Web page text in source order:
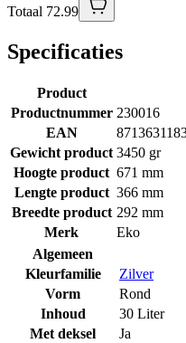
Totaal 72.99
Specificaties
Product
Productnummer 230016
EAN
Gewicht product 3450 gr
Hoogte product 671 mm
Lengte product 366 mm
Breedte product 292 mm
Merk
Eko
Algemeen
Kleurfamilie
Zilver
Vorm
Rond
Inhoud
30 Liter
Met deksel
Ja